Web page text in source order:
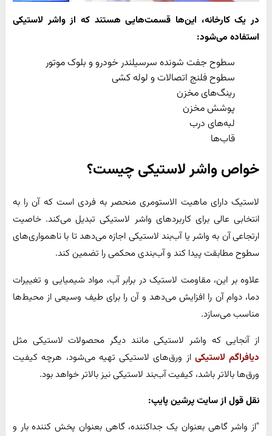
در یک کارخانه، این‌ها قسمت‌هایی هستند که از واشر لاستیکی
استفاده می‌شود:
سطوح جفت شونده سرسیلندر خودرو و بلوک موتور
سطوح فلنج اتصالات و لوله کشی
رینگ‌های مخزن
پوشش مخزن
لبه‌های درب
قاب‌ها
خواص واشر لاستیکی چیست؟
لاستیک دارای ماهیت الاستومری منحصر به فردی است که آن را به
انتخابی عالی برای کاربردهای واشر لاستیکی تبدیل می‌کند. خاصیت
ارتجاعی آن به واشر یا آب‌بند لاستیکی اجازه می‌دهد تا با ناهمواری‌های
سطوح مطابقت پیدا کند و آب‌بندی محکمی را تضمین کند.
علاوه بر این، مقاومت لاستیک در برابر آب، مواد شیمیایی و تغییرات
دما، دوام آن را افزایش می‌دهد و آن را برای طیف وسیعی از محیط‌ها
مناسب می‌سازد.
از آنجایی که واشر لاستیکی مانند دیگر محصولات لاستیکی مثل
دیافراگم لاستیکی از ورق‌های لاستیکی تهیه می‌شود، هرچه کیفیت
ورق‌ها بالاتر باشد، کیفیت آب‌بند لاستیکی نیز بالاتر خواهد بود.
نقل قول از سایت پرشین پایپ:
"از واشر گاهی بعنوان یک جداکننده، گاهی بعنوان پخش کننده بار و